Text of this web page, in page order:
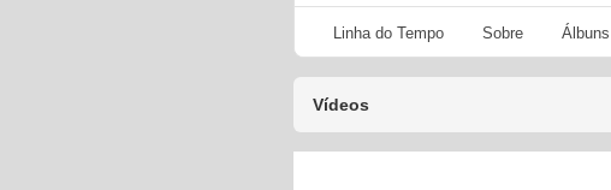
Linha do Tempo Sobre Álbuns
Vídeos